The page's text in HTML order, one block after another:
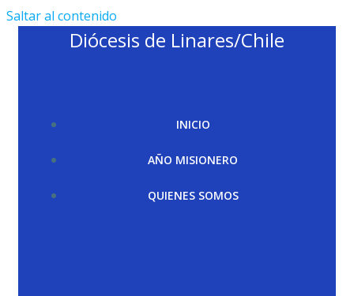
Saltar al contenido
Diócesis de Linares/Chile
INICIO
AÑO MISIONERO
QUIENES SOMOS